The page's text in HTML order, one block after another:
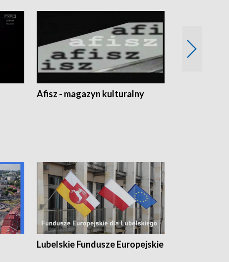
Afisz - magazyn kulturalny
Lubelskie Fundusze Europejskie